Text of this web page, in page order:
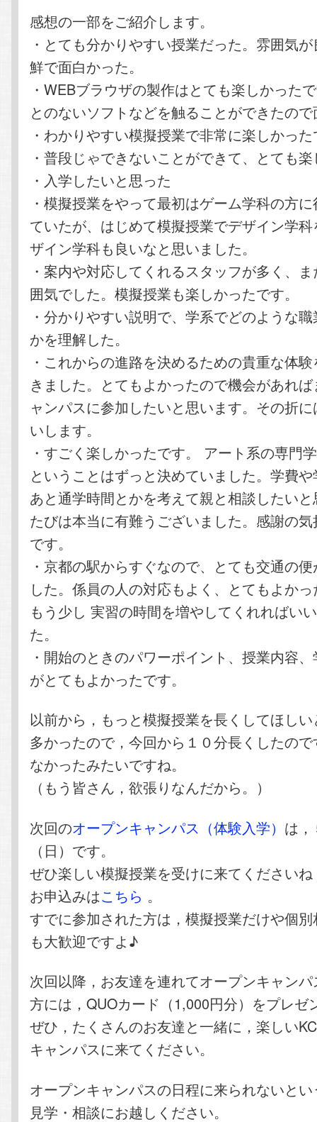
感想の一部をご紹介します。
・とても分かりやすい授業だった。雰囲気
鮮で面白かった。
・WEBブラウザの製作はとても楽しかった
とのないソフトなどを触ることができたの
・わかりやすい模擬授業で非常に楽しかっ
・普段じゃできないことができて、とても
・入学したいと思った
・模擬授業をやって最初はゲーム学科の方
ていたが、はじめて模擬授業でデザイン学
ザイン学科も良いなと思いました。
・案内や対応してくれるスタッフが多く、
囲気でした。模擬授業も楽しかったです。
・分かりやすい説明で、学系でどのような
かを理解した。
・これからの進路を決めるための貴重な体
きました。とてもよかったので機会があれ
ャンパスに参加したいと思います。その折
いします。
・すごく楽しかったです。 アート系の専門
ということはずっと決めていました。学費
あと通学時間とかを考えて親と相談したい
たびは本当に有難うございました。感謝の
です。
・京都の駅からすぐなので、とても交通の
した。係員の人の対応もよく、とてもよか
もう少し 実習の時間を増やしてくれればい
た。
・開始のときのパワーポイント、授業内容
がとてもよかったです。
以前から，もっと模擬授業を長くしてほし
多かったので，今回から１０分長くしたの
なかったみたいですね。
（もう皆さん，欲張りなんだから。）
次回のオープンキャンパス（体験入学） は
（日）です。
ぜひ楽しい模擬授業を受けに来てくださいね
お申込みはこちら 。
すでに参加された方は，模擬授業だけや個
も大歓迎ですよ♪
次回以降，お友達を連れてオープンキャン
方には，QUOカード（1,000円分）をプレゼ
ぜひ，たくさんのお友達と一緒に，楽しい
キャンパスに来てください。
オープンキャンパスの日程に来られないと
見学・相談にお越しください。